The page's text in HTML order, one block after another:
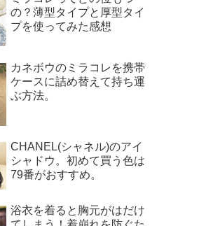
の？薄型タイプと厚型タイ
プを使ってみた感想
カネボウのミラコレを携帯
ケースに詰め替えて持ち運
ぶ方法。
CHANEL(シャネル)のアイ
シャドウ。初めて買う色は
79番がおすすめ。
浴衣を着ると胸元がはだけ